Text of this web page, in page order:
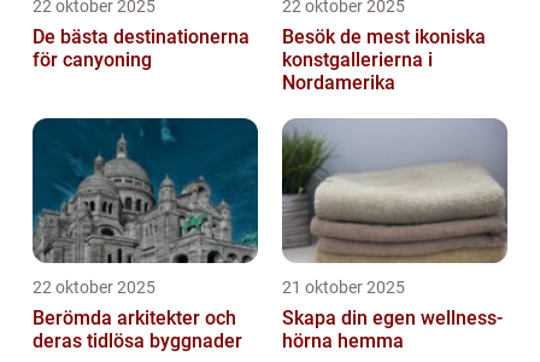
22 oktober 2025
De bästa destinationerna
för canyoning
22 oktober 2025
Besök de mest ikoniska
konstgallerierna i
Nordamerika
22 oktober 2025
Berömda arkitekter och
deras tidlösa byggnader
21 oktober 2025
Skapa din egen wellness-
hörna hemma